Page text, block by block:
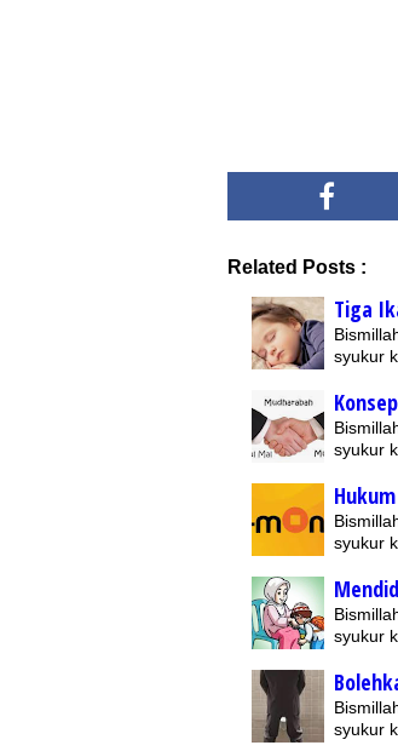
Related Posts :
Tiga
syukur
syukur
syukur
syukur
syukur